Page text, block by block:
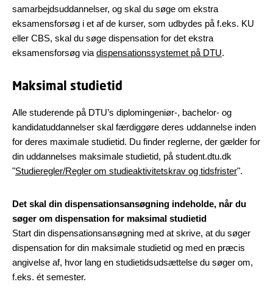
samarbejdsuddannelser, og skal du søge om ekstra
eksamensforsøg i et af de kurser, som udbydes på f.eks. KU
eller CBS, skal du søge dispensation for det ekstra
eksamensforsøg via dispensationssystemet på DTU.
Maksimal studietid
Alle studerende på DTU’s diplomingeniør-, bachelor- og
kandidatuddannelser skal færdiggøre deres uddannelse inden
for deres maximale studietid. Du finder reglerne, der gælder for
din uddannelses maksimale studietid, på student.dtu.dk
"Studieregler/Regler om studieaktivitetskrav og tidsfrister".
Det skal din dispensationsansøgning indeholde, når du
søger om dispensation for maksimal studietid
Start din dispensationsansøgning med at skrive, at du søger
dispensation for din maksimale studietid og med en præcis
angivelse af, hvor lang en studietidsudsættelse du søger om,
f.eks. ét semester.